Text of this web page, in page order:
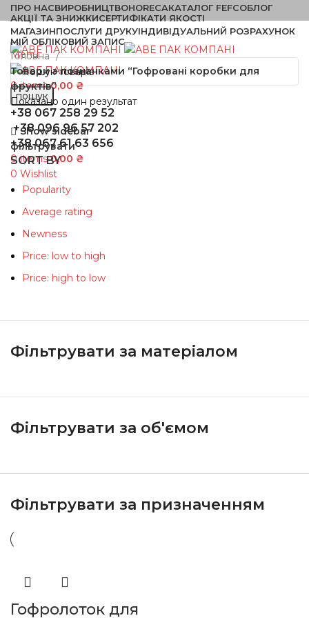
ПРО НАСВИРОБНИЦТВОHORECAКАТАЛОГ FEFCOБЛОГ
АКЦІЇ ТА ЗНИЖКИСЕРТИФІКАТИ ЯКОСТІ
МАГАЗИНПОСЛУГИ ДРУКУІНДИВІДУАЛЬНИЙ РОЗРАХУНОК
МІЙ ОБЛІКОВИЙ ЗАПИС
Menu
0items 0,00₴
пошук
+38 067 258 29 52
+38 096 96 57 202
+38 067 61 63 656
0items 0,00 ₴
0 Wishlist
Головна
Товари з позначками “Гофровані коробки для
фруктів”
Показано один результат
Show sidebar
фільтрувати
SORT BY
Popularity
Average rating
Newness
Price: low to high
Price: high to low
Фільтрувати за матеріалом
Фільтрувати за об'ємом
Фільтрувати за призначенням
Гофролоток для